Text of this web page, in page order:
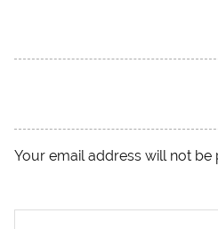
Your email address will not be